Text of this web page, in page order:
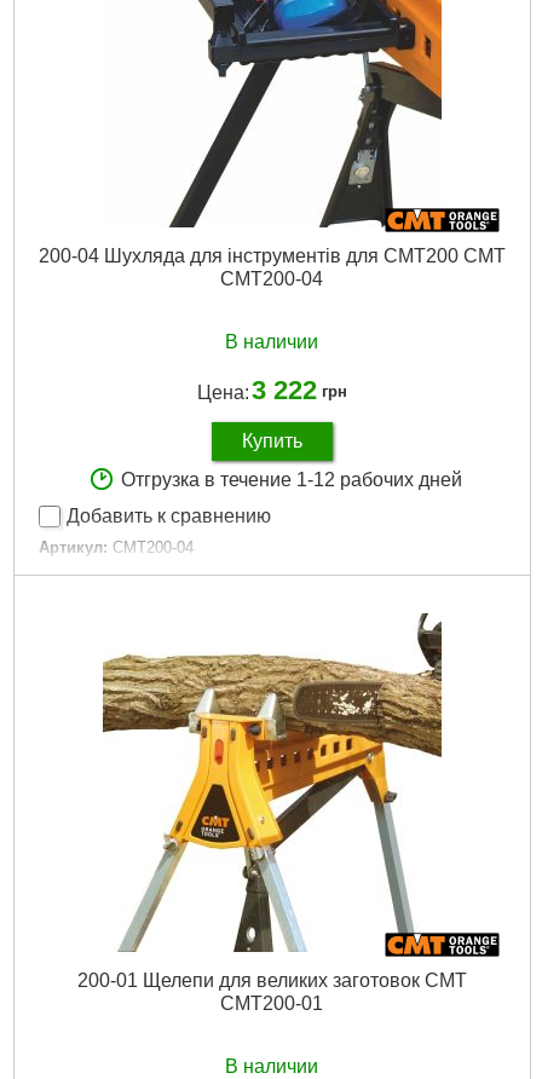
200-04 Шухляда для інструментів для СМT200 CMT
CMT200-04
В наличии
Цена:3 222 грн
Купить
Отгрузка в течение 1-12 рабочих дней
Добавить к сравнению
Артикул: CMT200-04
Код товара: 30.31.73
200-01 Щелепи для великих заготовок CMT
CMT200-01
В наличии